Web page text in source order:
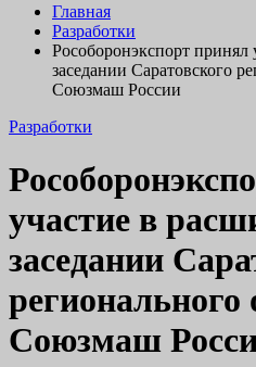
Главная
Разработки
Рособоронэкспорт
заседании Саратовского
Союзмаш России
Разработки
участие в
заседании
регионального
Союзмаш